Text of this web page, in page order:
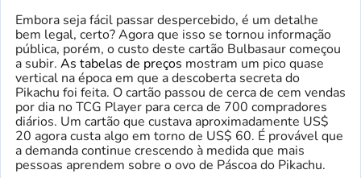
Embora seja fácil passar despercebido, é um detalhe
bem legal, certo? Agora que isso se tornou informação
pública, porém, o custo deste cartão Bulbasaur começou
a subir. As tabelas de preços mostram um pico quase
vertical na época em que a descoberta secreta do
Pikachu foi feita. O cartão passou de cerca de cem vendas
por dia no TCG Player para cerca de 700 compradores
diários. Um cartão que custava aproximadamente US$
20 agora custa algo em torno de US$ 60. É provável que
a demanda continue crescendo à medida que mais
pessoas aprendem sobre o ovo de Páscoa do Pikachu.